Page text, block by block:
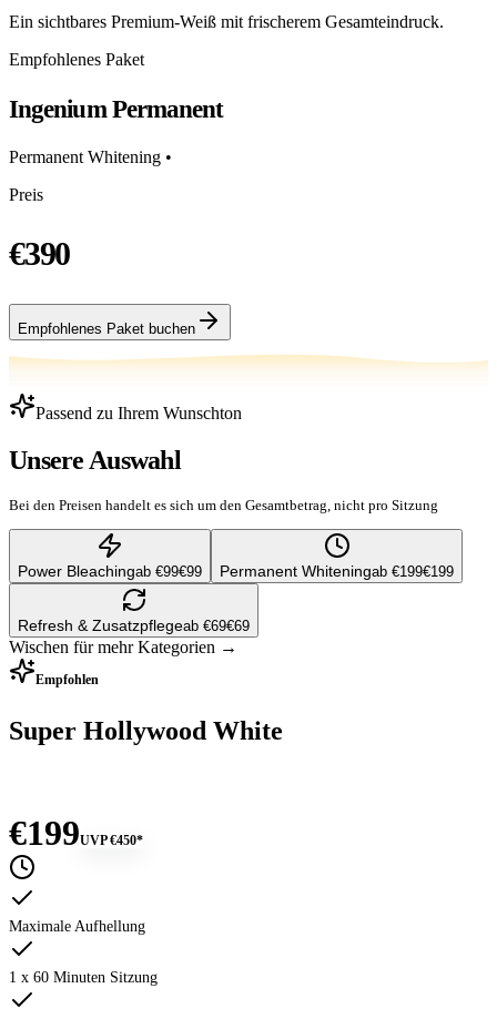
Ein sichtbares Premium-Weiß mit frischerem Gesamteindruck.
Empfohlenes Paket
Ingenium Permanent
Permanent Whitening •
Preis
€390
Empfohlenes Paket buchen
Passend zu Ihrem Wunschton
Unsere Auswahl
Bei den Preisen handelt es sich um den Gesamtbetrag, nicht pro Sitzung
Power Bleachingab €99€99 Permanent Whiteningab €199€199
Refresh & Zusatzpflegeab €69€69
Wischen für mehr Kategorien →
Empfohlen
Super Hollywood White
€199UVP€450*
Maximale Aufhellung
1 x 60 Minuten Sitzung